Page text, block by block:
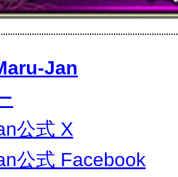
Jan
公式 X
公式 Facebook